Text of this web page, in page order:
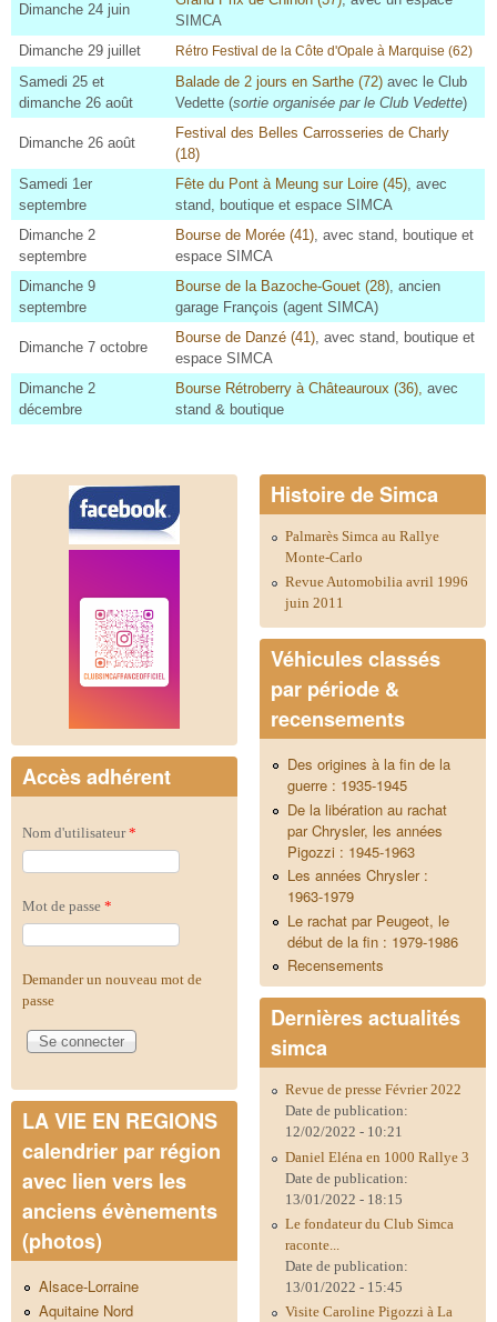
Dimanche 24 juin
SIMCA
Dimanche 29 juillet
Rétro Festival de la Côte d'Opale à Marquise (62)
Samedi 25 et
dimanche 26 août
Balade de 2 jours en Sarthe (72)avec le Club
Vedette (sortie organisée par le Club Vedette)
Dimanche 26 août
Festival des Belles Carrosseries de Charly
(18)
Samedi 1er
septembre
Fête du Pont à Meung sur Loire (45), avec
stand, boutique et espace SIMCA
Dimanche 2
septembre
Bourse de Morée (41), avec stand, boutique et
espace SIMCA
Dimanche 9
septembre
Bourse de la Bazoche-Gouet (28), ancien
garage François (agent SIMCA)
Dimanche 7 octobre
Bourse de Danzé (41), avec stand, boutique et
espace SIMCA
Dimanche 2
décembre
Bourse Rétroberry à Châteauroux (36), avec
stand & boutique
Accès adhérent
Nom d'utilisateur*
Mot de passe *
Demander un nouveau mot de
passe
LA VIE EN REGIONS
calendrier par région
avec lien vers les
anciens évènements
(photos)
Alsace-Lorraine
Aquitaine Nord
Histoire de Simca
Palmarès Simca au Rallye
Monte-Carlo
Revue Automobilia avril 1996
juin 2011
Véhicules classés
par période &
recensements
Des origines à la fin de la
guerre : 1935-1945
De la libération au rachat
par Chrysler, les années
Pigozzi : 1945-1963
Les années Chrysler :
1963-1979
Le rachat par Peugeot, le
début de la fin : 1979-1986
Recensements
Dernières actualités
simca
Revue de presse Février 2022
Date de publication:
12/02/2022 - 10:21
Daniel Eléna en 1000 Rallye 3
Date de publication:
13/01/2022 - 18:15
Le fondateur du Club Simca
raconte...
Date de publication:
13/01/2022 - 15:45
Visite Caroline Pigozzi à La